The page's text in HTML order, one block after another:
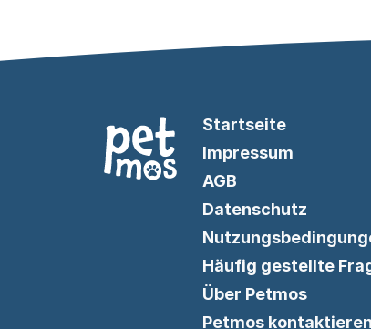
Startseite
Impressum
AGB
Datenschutz
Häufig gestellte
Über Petmos
Petmos kontaktieren